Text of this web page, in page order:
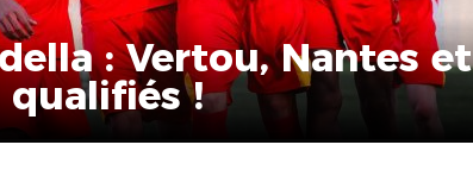
: Vertou, Nantes et
qualifiés !